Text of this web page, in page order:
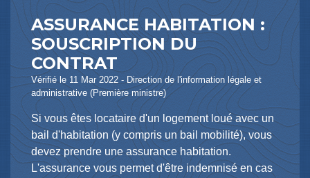
ASSURANCE HABITATION :
SOUSCRIPTION DU
CONTRAT
Vérifié le 11 Mar 2022 - Direction de l'information légale et
administrative (Première ministre)
Si vous êtes locataire d'un logement loué avec un
bail d'habitation (y compris un bail mobilité), vous
devez prendre une assurance habitation.
L'assurance vous permet d'être indemnisé en cas